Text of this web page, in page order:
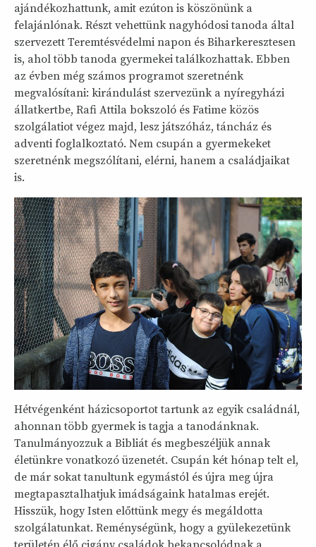
ajándékozhattunk, amit ezúton is köszönünk a
felajánlónak. Részt vehettünk nagyhódosi tanoda által
szervezett Teremtésvédelmi napon és Biharkeresztesen
is, ahol több tanoda gyermekei találkozhattak. Ebben
az évben még számos programot szeretnénk
megvalósítani: kirándulást szervezünk a nyíregyházi
állatkertbe, Rafi Attila bokszoló és Fatime közös
szolgálatiot végez majd, lesz játszóház, táncház és
adventi foglalkoztató. Nem csupán a gyermekeket
szeretnénk megszólítani, elérni, hanem a családjaikat
is.
Hétvégenként házicsoportot tartunk az egyik családnál,
ahonnan több gyermek is tagja a tanodánknak.
Tanulmányozzuk a Bibliát és megbeszéljük annak
életünkre vonatkozó üzenetét. Csupán két hónap telt el,
de már sokat tanultunk egymástól és újra meg újra
megtapasztalhatjuk imádságaink hatalmas erejét.
Hisszük, hogy Isten előttünk megy és megáldotta
szolgálatunkat. Reménységünk, hogy a gyülekezetünk